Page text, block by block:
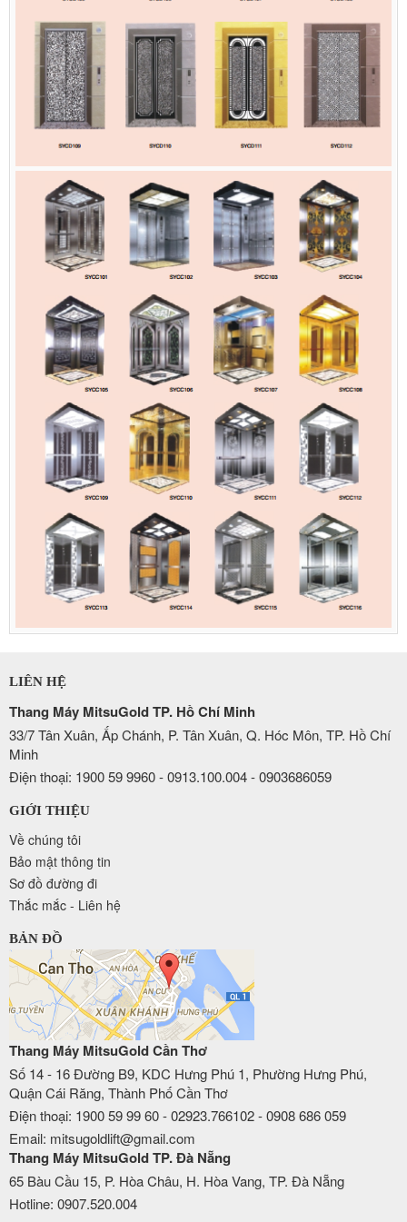
LIÊN HỆ
Thang Máy MitsuGold TP. Hồ Chí Minh
33/7 Tân Xuân, Ấp Chánh, P. Tân Xuân, Q. Hóc Môn, TP. Hồ Chí
Minh
Điện thoại: 1900 59 9960 - 0913.100.004 - 0903686059
GIỚI THIỆU
Về chúng tôi
Bảo mật thông tin
Sơ đồ đường đi
Thắc mắc - Liên hệ
BẢN ĐỒ
Thang Máy MitsuGold Cần Thơ
Số 14 - 16 Đường B9, KDC Hưng Phú 1, Phường Hưng Phú,
Quận Cái Răng, Thành Phố Cần Thơ
Điện thoại: 1900 59 99 60 - 02923.766102 - 0908 686 059
Email: mitsugoldlift@gmail.com
Thang Máy MitsuGold TP. Đà Nẵng
65 Bàu Cầu 15, P. Hòa Châu, H. Hòa Vang, TP. Đà Nẵng
Hotline: 0907.520.004